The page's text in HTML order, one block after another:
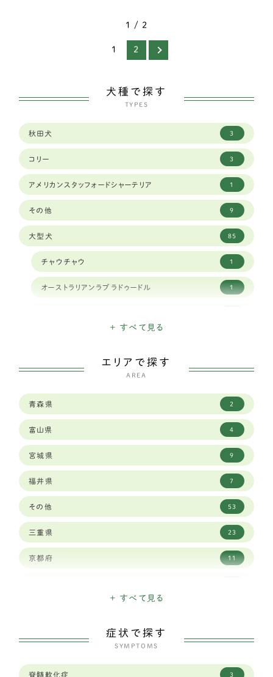
私の腰の負担も無くなりました。 ワンコもリハビリにもなっている
と言われていましたが、車椅子を使って本当に良かったです！ ほ
とんど自分で歩けなくなっていたのでハーネスで補助しながらの
椅子をオススメします。 これから雪も多くなるので雪道で使える
なので車椅子でお散歩楽しみます♪ ありがとうございます。
1 / 2
1 2
犬種で探す
TYPES
秋田犬 3
コリー 3
アメリカンスタッフォードシャーテリア 1
その他 9
大型犬 85
チャウチャウ 1
オーストラリアンラブラドゥードル 1
スタンダードプードル
ボーダーコリー 23
セントバーナード 2
バーニーズマウンテンドッグ 6
ロットワイラー 1
ワイマラナー 3
ゴールデンレトリバー 12
バーニーズマウンテン
オールドイングリッシュシープドッグ
グレートピレニーズ 6
+ すべて見る
エリアで探す
AREA
青森県 2
富山県 4
宮城県 9
福井県 7
その他 53
三重県 23
京都府 11
+ すべて見る
症状で探す
SYMPTOMS
脊髄軟化症 3